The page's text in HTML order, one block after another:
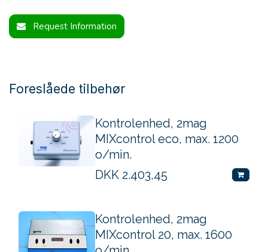
Request Information
Foreslåede tilbehør
Kontrolenhed, 2mag
MIXcontrol eco, max. 1200
o/min.
DKK 2.403,45
Kontrolenhed, 2mag
MIXcontrol 20, max. 1600